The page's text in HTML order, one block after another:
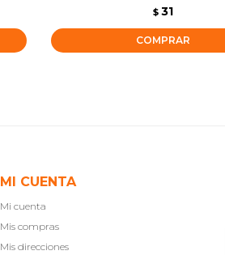
$ 31
MI CUENTA
Mi cuenta
Mis compras
Mis direcciones